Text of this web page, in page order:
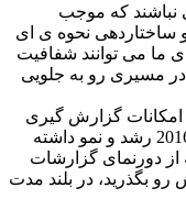
نباشند که موجب
نحوه ی ای
ما می توانند شفافیت
در مسیری رو به جلویی
امکانات گزارش گیری
تنها بهتر می شوند، و با معرفی شیرپوینت 2016 رشد و نمو داشته
دورنمای گزارشات
بگذرید، در بلند مدت